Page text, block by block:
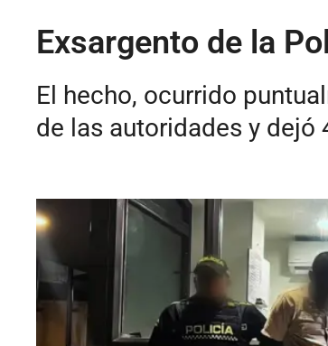
Exsargento de la
El hecho, ocurrido
de las autoridades y dejó